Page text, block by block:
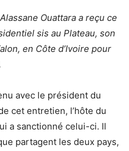
Ouattara a reçu ce
sis au Plateau, son
en Côte d’Ivoire pour
avec le président du
cet entretien, l’hôte du
a sanctionné celui-ci. Il
partagent les deux pays,